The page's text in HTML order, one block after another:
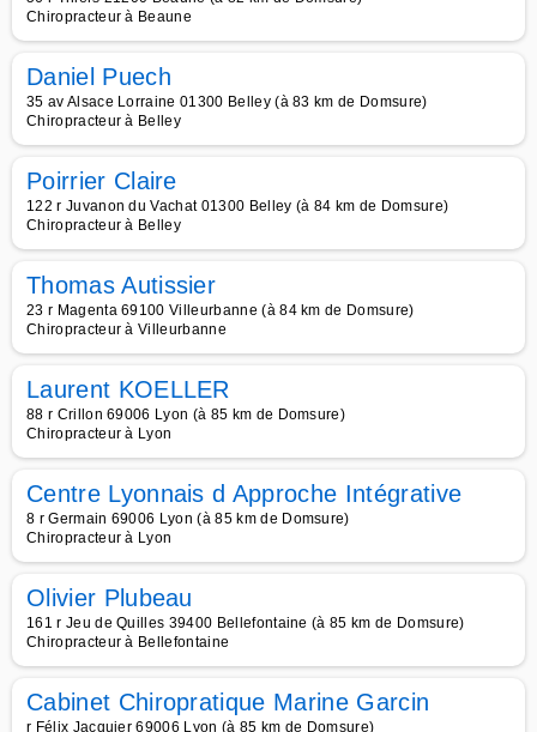
Chiropracteur à Beaune
Daniel Puech
35 av Alsace Lorraine 01300 Belley (à 83 km de Domsure)
Chiropracteur à Belley
Poirrier Claire
122 r Juvanon du Vachat 01300 Belley (à 84 km de Domsure)
Chiropracteur à Belley
Thomas Autissier
23 r Magenta 69100 Villeurbanne (à 84 km de Domsure)
Chiropracteur à Villeurbanne
Laurent KOELLER
88 r Crillon 69006 Lyon (à 85 km de Domsure)
Chiropracteur à Lyon
Centre Lyonnais d Approche Intégrative
8 r Germain 69006 Lyon (à 85 km de Domsure)
Chiropracteur à Lyon
Olivier Plubeau
161 r Jeu de Quilles 39400 Bellefontaine (à 85 km de Domsure)
Chiropracteur à Bellefontaine
Cabinet Chiropratique Marine Garcin
r Félix Jacquier 69006 Lyon (à 85 km de Domsure)